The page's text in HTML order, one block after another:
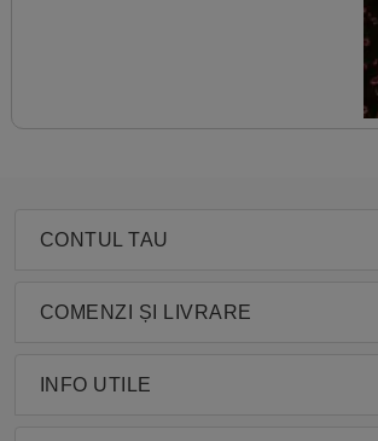
CONTUL TAU
COMENZI ȘI LIVRARE
INFO UTILE